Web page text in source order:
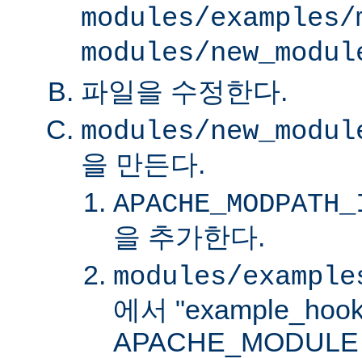
modules/examples/
modules/
파일을 수정한다.
modules/
을 만든다.
을 추가한다.
modules/
에서